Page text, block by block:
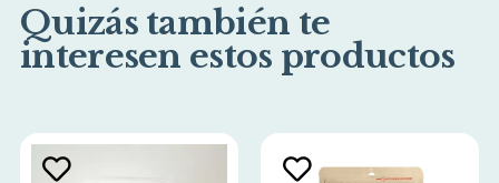
Quizás también te
interesen estos productos